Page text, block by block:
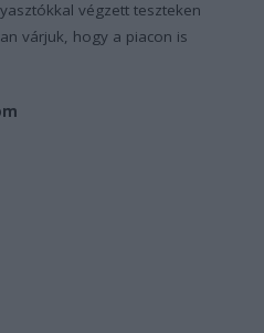
végzett teszteken
várjuk, hogy a piacon is